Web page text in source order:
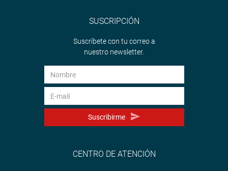
SUSCRIPCIÓN
Suscríbete con tu correo a
nuestro newsletter.
Suscribirme
CENTRO DE ATENCIÓN